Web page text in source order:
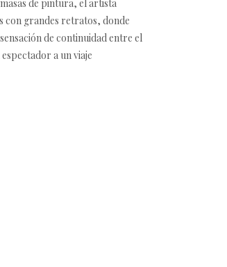
de pintura, el artista
con grandes retratos, donde
de continuidad entre el
a un viaje